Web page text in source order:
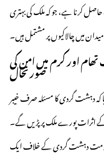
کرنا ہے، جو کہ ملک کی بہتری
میں چالاکیوں پر مشتمل ہیں۔
اور کرم میں امن کی
صورتحال
دہشت گردی کا مسئلہ صرف خیبر
کے اثرات پورے ملک پر پڑیں گے۔
دہشت گردی کے خلاف ایک